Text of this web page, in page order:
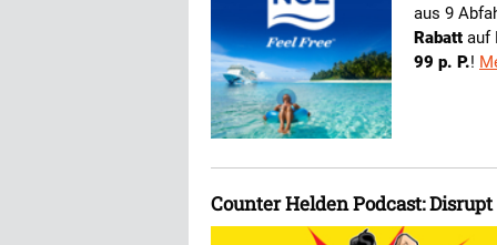
aus 9
Rabatt auf
99 p. P.!
Counter Helden Podcast: